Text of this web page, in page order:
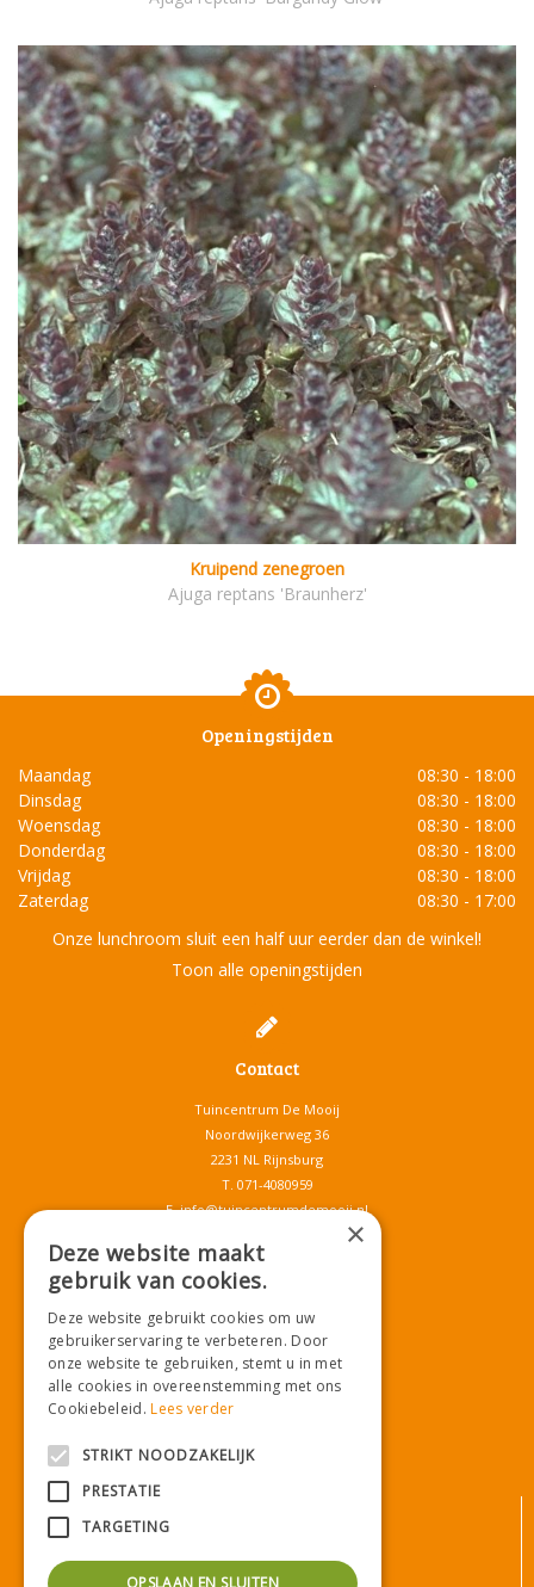
Kruipend zenegroen
Ajuga reptans 'Braunherz'
Openingstijden
Maandag
08:30 - 18:00
Dinsdag
08:30 - 18:00
Woensdag
08:30 - 18:00
Donderdag
08:30 - 18:00
Vrijdag
08:30 - 18:00
Zaterdag
08:30 - 17:00
Onze lunchroom sluit een half uur eerder dan de winkel!
Toon alle openingstijden
Contact
Tuincentrum De Mooij
Noordwijkerweg 36
2231 NL Rijnsburg
T. 071-4080959
E.info@tuincentrumdemooij.nl
Download onze App!
Privacy statement
×
Deze website maakt
gebruik van cookies.
Deze website gebruikt cookies om uw
gebruikerservaring te verbeteren. Door
onze website te gebruiken, stemt u in met
alle cookies in overeenstemming met ons
Cookiebeleid.Lees verder
STRIKT NOODZAKELIJK
PRESTATIE
TARGETING
OPSLAAN EN SLUITEN